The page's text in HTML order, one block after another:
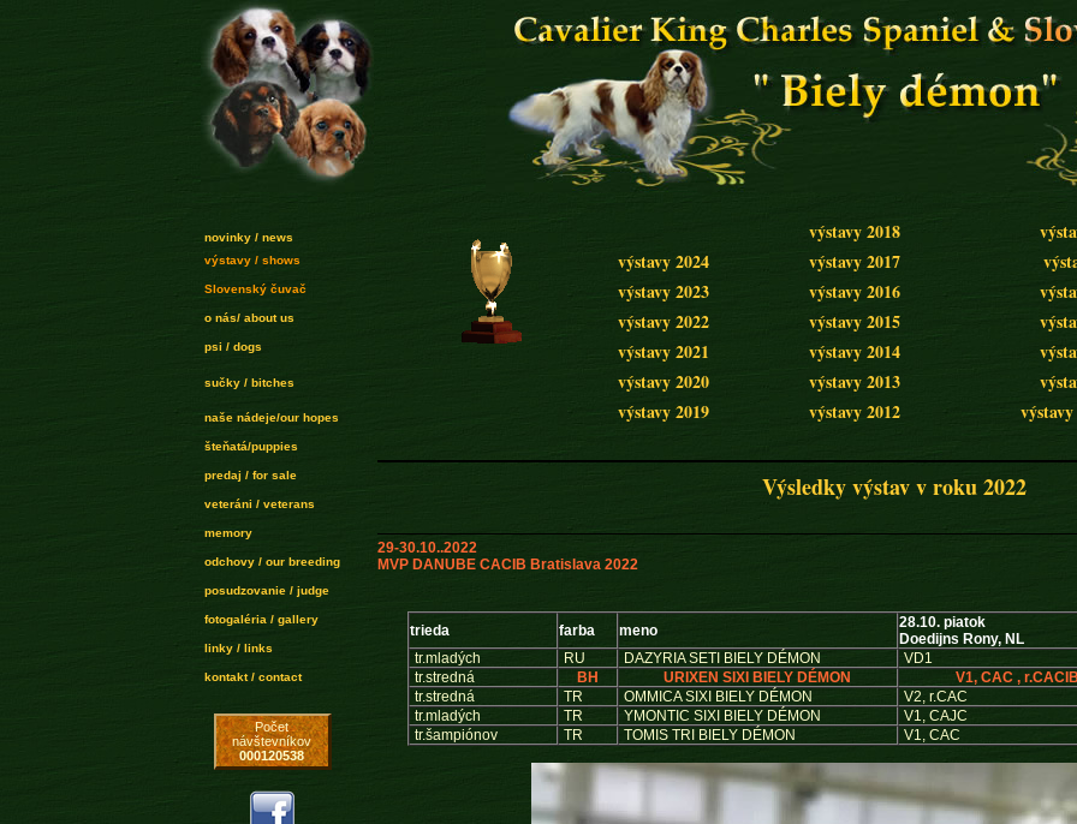
novinky / news
výstavy / shows
Slovenský čuvač
o nás/ about us
psi / dogs
sučky / bitches
naše nádeje/our hopes
šteňatá/puppies
predaj / for sale
veteráni / veterans
memory
odchovy / our breeding
posudzovanie / judge
fotogaléria / gallery
linky / links
kontakt / contact
Počet
návštevníkov
000120538
výstavy 2018
výstavy 2024
výstavy 2017
výstavy 2023
výstavy 2016
výstavy 2022
výstavy 2015
výstavy 2021
výstavy 2014
výstavy 2020
výstavy 2013
výstavy 2019
výstavy 2012
Výsledky výstav v roku 2022
29-30.10..2022
MVP DANUBE CACIB Bratislava 2022
trieda farba meno
28.10. piatok
Doedijns Rony, NL
tr.mladých
RU DAZYRIA SETI BIELY DÉMON
VD1
tr.stredná
BH URIXEN SIXI BIELY DÉMON
V1, CAC ,
tr.stredná
TR OMMICA SIXI BIELY DÉMON
V2, r.CAC
tr.mladých
TR YMONTIC SIXI BIELY DÉMON
V1, CAJC
tr.šampiónov
TR TOMIS TRI BIELY DÉMON V1, CAC